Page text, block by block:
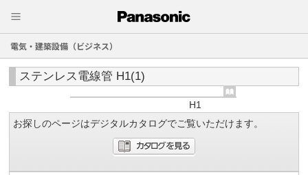
電気・建築設備（ビジネス）
ステンレス電線管 H1(1)
H1
お探しのページはデジタルカタログでご覧いただけます。